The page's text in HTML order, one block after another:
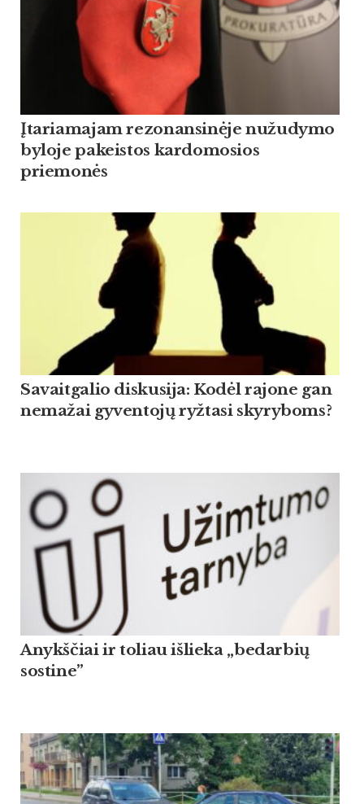
Įtariamajam rezonansinėje nužudymo
byloje pakeistos kardomosios
priemonės
Savaitgalio diskusija: Kodėl rajone gan
nemažai gyventojų ryžtasi skyryboms?
Anykščiai ir toliau išlieka „bedarbių
sostine”